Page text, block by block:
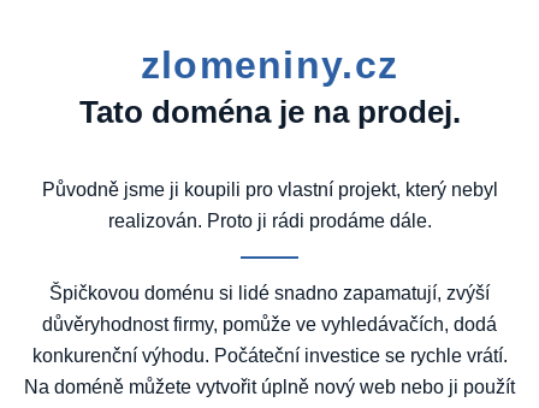
zlomeniny.cz
Tato doména je na prodej.
Původně jsme ji koupili pro vlastní projekt, který nebyl
realizován. Proto ji rádi prodáme dále.
Špičkovou doménu si lidé snadno zapamatují, zvýší
důvěryhodnost firmy, pomůže ve vyhledávačích, dodá
konkurenční výhodu. Počáteční investice se rychle vrátí.
Na doméně můžete vytvořit úplně nový web nebo ji použít